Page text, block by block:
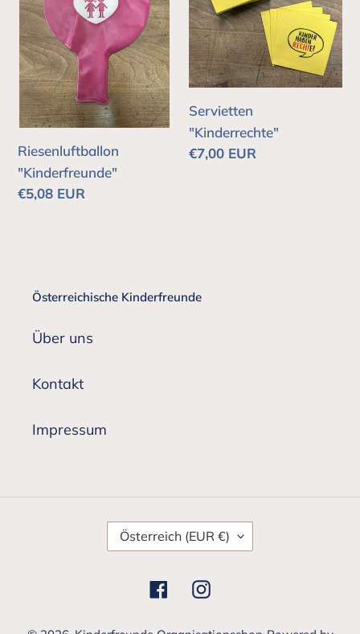
Riesenluftballon
"Kinderfreunde"
Normaler
€5,08 EUR
Servietten
"Kinderrechte"
Normaler
€7,00 EUR
Österreichische Kinderfreunde
Über uns
Kontakt
Impressum
L
A
E
Österreich (EUR €)
FacebookInstagram